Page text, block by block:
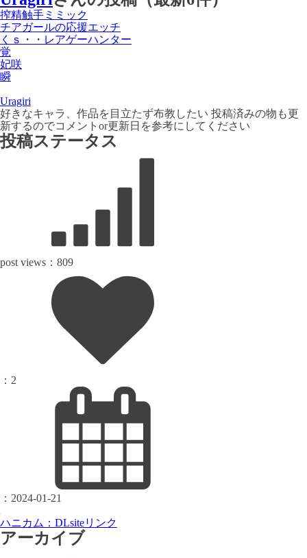
搾精触手ミミック
チアガールの応援エッチ
くｓ・・レアゲーハンター
覚
妃咲
瞬
Uragiri
好きなキャラ、作品を目立たず布教したい 投稿済みの物も更
新するのでコメントor更新日を参考にしてください
投稿ステータス
post views： 809
： 2
： 2024-01-21
ハニカム：DLsiteリンク
アーカイブ